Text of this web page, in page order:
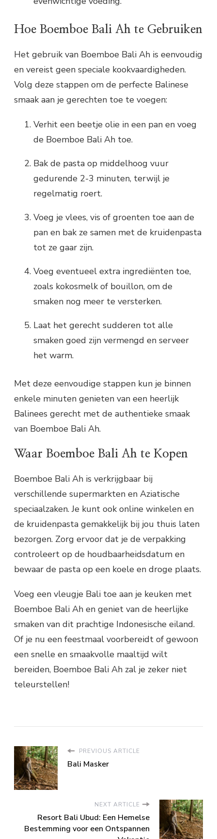
Hoe Boemboe Bali Ah te Gebruiken
Het gebruik van Boemboe Bali Ah is eenvoudig
en vereist geen speciale kookvaardigheden.
Volg deze stappen om de perfecte Balinese
smaak aan je gerechten toe te voegen:
Verhit een beetje olie in een pan en voeg
de Boemboe Bali Ah toe.
Bak de pasta op middelhoog vuur
gedurende 2-3 minuten, terwijl je
regelmatig roert.
Voeg je vlees, vis of groenten toe aan de
pan en bak ze samen met de kruidenpasta
tot ze gaar zijn.
Voeg eventueel extra ingrediënten toe,
zoals kokosmelk of bouillon, om de
smaken nog meer te versterken.
Laat het gerecht sudderen tot alle
smaken goed zijn vermengd en serveer
het warm.
Met deze eenvoudige stappen kun je binnen
enkele minuten genieten van een heerlijk
Balinees gerecht met de authentieke smaak
van Boemboe Bali Ah.
Waar Boemboe Bali Ah te Kopen
Boemboe Bali Ah is verkrijgbaar bij
verschillende supermarkten en Aziatische
speciaalzaken. Je kunt ook online winkelen en
de kruidenpasta gemakkelijk bij jou thuis laten
bezorgen. Zorg ervoor dat je de verpakking
controleert op de houdbaarheidsdatum en
bewaar de pasta op een koele en droge plaats.
Voeg een vleugje Bali toe aan je keuken met
Boemboe Bali Ah en geniet van de heerlijke
smaken van dit prachtige Indonesische eiland.
Of je nu een feestmaal voorbereidt of gewoon
een snelle en smaakvolle maaltijd wilt
bereiden, Boemboe Bali Ah zal je zeker niet
teleurstellen!
PREVIOUS ARTICLE
Bali Masker
NEXT ARTICLE
Resort Bali Ubud: Een Hemelse
Bestemming voor een Ontspannen